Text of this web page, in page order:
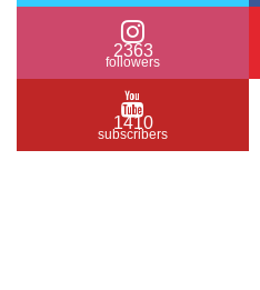
2363
followers
1410
subscribers